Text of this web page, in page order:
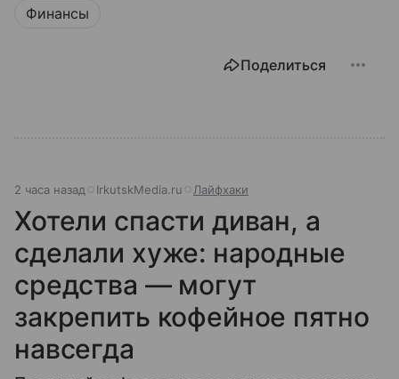
Финансы
Поделиться
2 часа назад IrkutskMedia.ru Лайфхаки
Хотели спасти диван, а
сделали хуже: народные
средства — могут
закрепить кофейное пятно
навсегда